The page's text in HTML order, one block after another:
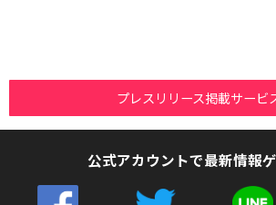
プレスリリース掲載サービ
公式アカウントで最新情報